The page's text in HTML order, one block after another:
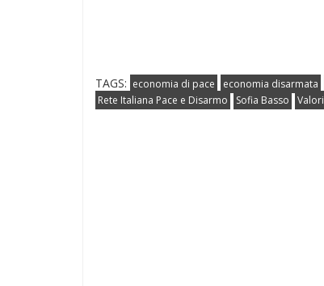
TAGS: economia di pace economia disarmata
Rete Italiana Pace e Disarmo
Sofia Basso Valori